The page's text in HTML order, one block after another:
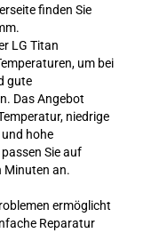
finden Sie
LG Titan
um bei
gute
Das Angebot
niedrige
hohe
Sie auf
Minuten an.
ermöglicht
Reparatur